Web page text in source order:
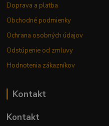
Doprava a platba
Obchodné podmienky
Ochrana osobných údajov
Odstúpenie od zmluvy
Hodnotenia zákazníkov
Kontakt
Kontakt